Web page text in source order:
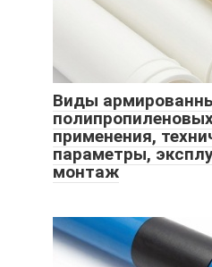
Виды
применения,
параметры,
монтаж